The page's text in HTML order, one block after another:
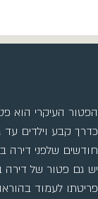
הפטור העיקרי הוא
חודשים שלפני דירה
יש גם פטור של דירה
פריטתו לעמוד